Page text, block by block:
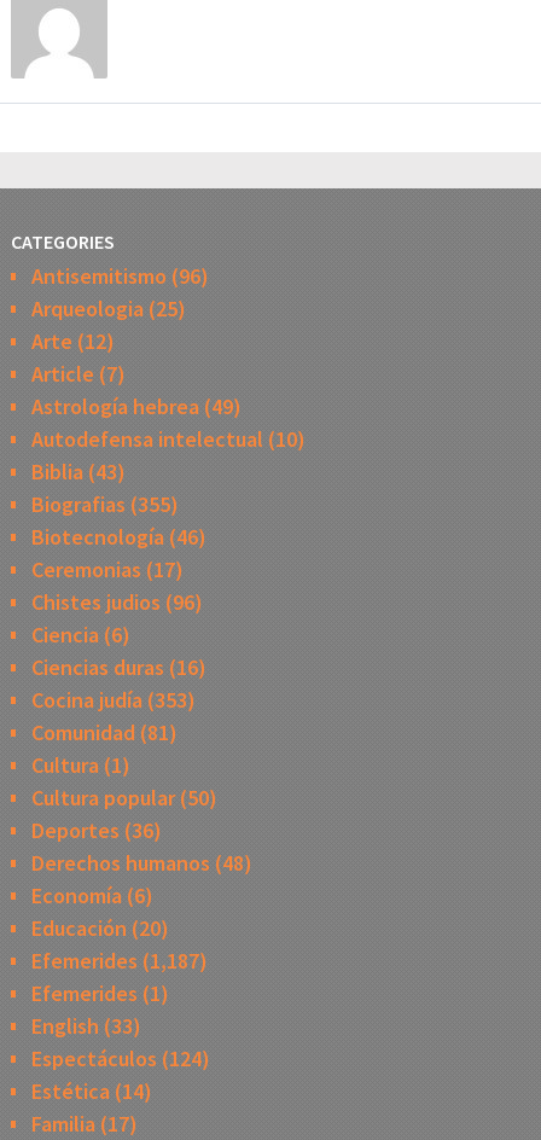
CATEGORIES
Antisemitismo (96)
Arqueologia(25)
Arte (12)
Article (7)
Astrología hebrea(49)
Autodefensa intelectual (10)
Biblia(43)
Biografias (355)
Biotecnología(46)
Ceremonias (17)
Chistes judios (96)
Ciencia(6)
Ciencias duras (16)
Cocina judía(353)
Comunidad(81)
Cultura(1)
Cultura popular(50)
Deportes (36)
Derechos humanos (48)
Economía(6)
Educación (20)
Efemerides (1,187)
Efemerides (1)
English (33)
Espectáculos (124)
Estética(14)
Familia(17)